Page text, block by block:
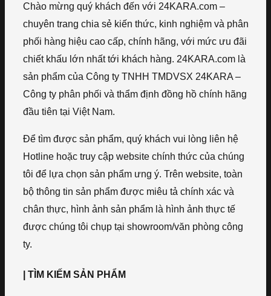
Chào mừng quý khách đến với 24KARA.com –
chuyên trang chia sẻ kiến thức, kinh nghiệm và phân
phối hàng hiệu cao cấp, chính hãng, với mức ưu đãi
chiết khấu lớn nhất tới khách hàng. 24KARA.com là
sản phẩm của Công ty TNHH TMDVSX 24KARA –
Công ty phân phối và thẩm định đồng hồ chính hãng
đầu tiên tại Việt Nam.
Để tìm được sản phẩm, quý khách vui lòng liên hệ
Hotline hoặc truy cập website chính thức của chúng
tôi để lựa chọn sản phẩm ưng ý. Trên website, toàn
bộ thông tin sản phẩm được miêu tả chính xác và
chân thực, hình ảnh sản phẩm là hình ảnh thực tế
được chúng tôi chụp tại showroom/văn phòng công
ty.
| TÌM KIẾM SẢN PHẨM